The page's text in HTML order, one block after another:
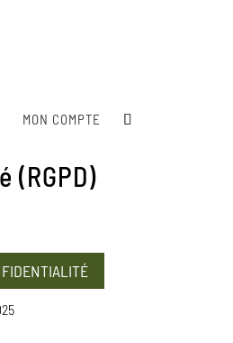
MON COMPTE